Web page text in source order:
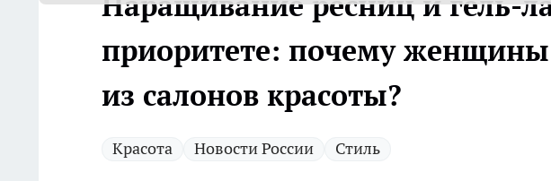
приоритете: почему женщины
из салонов красоты?
Красота Новости России Стиль